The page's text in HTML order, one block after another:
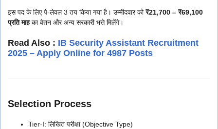
इस पद के लिए पे-लेवल 3 तय किया गया है। उम्मीदवार को₹21,700 – ₹69,100
प्रति माहका वेतन और अन्य सरकारी भत्ते मिलेंगे।
Read Also : IB Security Assistant Recruitment
2025 – Apply Online for 4987 Posts
Selection Process
Tier-I: लिखित परीक्षा (Objective Type)